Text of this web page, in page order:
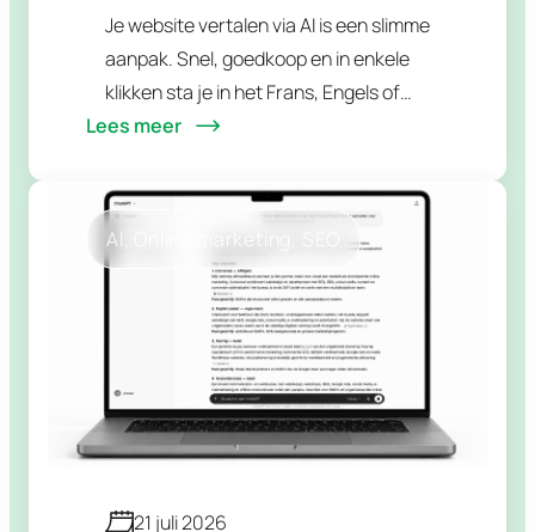
Je website vertalen via AI is een slimme
aanpak. Snel, goedkoop en in enkele
klikken sta je in het Frans, Engels of
eender welke taal je doelgroep
Lees meer
AI Online marketing
21 juli 2026